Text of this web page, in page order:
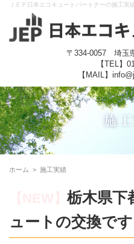
ＪＥＰ日本エコキュートパートナーの施工実績
〒334-0057 埼玉
【TEL】
【MAIL】
ホーム > 施工実績
栃木県下
ュートの交換です